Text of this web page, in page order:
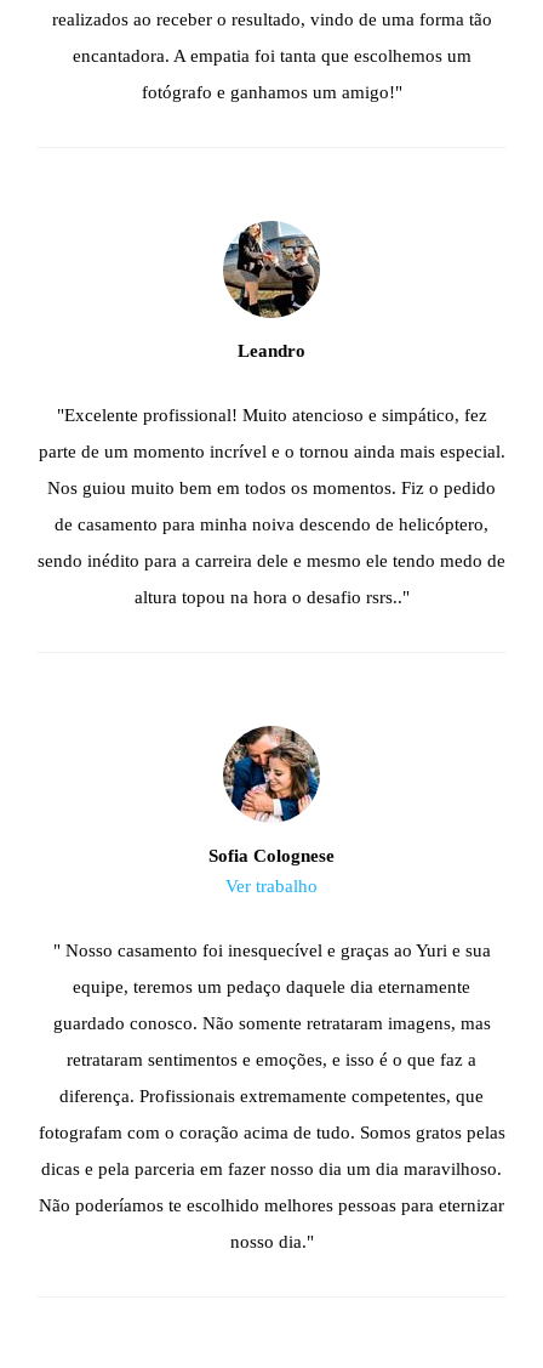
realizados ao receber o resultado, vindo de uma forma tão
encantadora. A empatia foi tanta que escolhemos um
fotógrafo e ganhamos um amigo!"
"Excelente profissional! Muito atencioso e simpático, fez
parte de um momento incrível e o tornou ainda mais especial.
Nos guiou muito bem em todos os momentos. Fiz o pedido
de casamento para minha noiva descendo de helicóptero,
sendo inédito para a carreira dele e mesmo ele tendo medo de
altura topou na hora o desafio rsrs.."
Leandro
" Nosso casamento foi inesquecível e graças ao Yuri e sua
equipe, teremos um pedaço daquele dia eternamente
guardado conosco. Não somente retrataram imagens, mas
retrataram sentimentos e emoções, e isso é o que faz a
diferença. Profissionais extremamente competentes, que
fotografam com o coração acima de tudo. Somos gratos pelas
dicas e pela parceria em fazer nosso dia um dia maravilhoso.
Não poderíamos te escolhido melhores pessoas para eternizar
nosso dia."
Sofia Colognese
Ver trabalho